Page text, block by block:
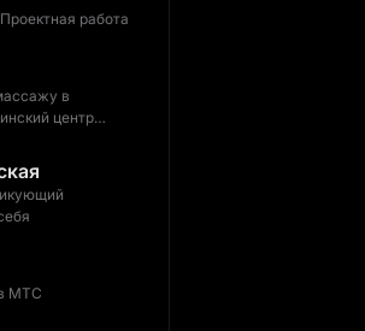
работа
в
центр
МТС